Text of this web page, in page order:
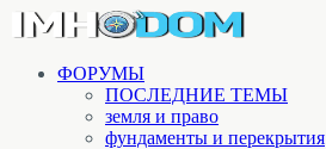
ФОРУМЫ
ПОСЛЕДНИЕ ТЕМЫ
земля и право
фундаменты и перекрытия